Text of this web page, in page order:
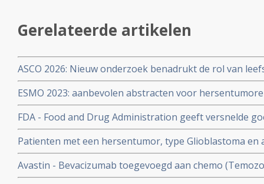
Gerelateerde artikelen
ASCO 2026: Nieuw onderzoek benadrukt de rol van
behandelstrategieën in de kankerzorg.
ESMO 2023: aanbevolen abstracten voor
oncologen en wetenschappers
FDA - Food and Drug Administration geeft versnelde
Granulocyte Macrophage Colony Stimulating Factor
neuroblastoom in het bot of het beenmerg
Patienten met een hersentumor, type Glioblastoma en
een EGFRvIII mutatie lijken baat te hebben met AMG
ziekte
Avastin - Bevacizumab toegevoegd aan chemo
geeft zelfs slechtere overall overleving op 1 jaar bij